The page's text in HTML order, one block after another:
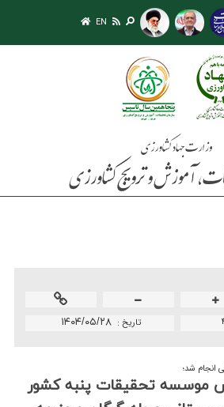
EN
تاريخ : ۱۴۰۴/۰۵/۲۸
انجام شد؛
موسسه تحقیقات پنبه كشور